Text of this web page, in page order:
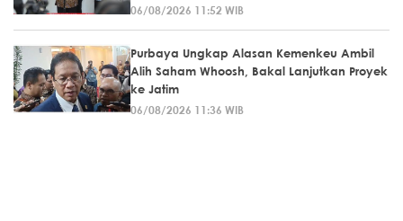
06/08/2026 11:52 WIB
Purbaya Ungkap Alasan Kemenkeu Ambil
Alih Saham Whoosh, Bakal Lanjutkan Proyek
ke Jatim
06/08/2026 11:36 WIB